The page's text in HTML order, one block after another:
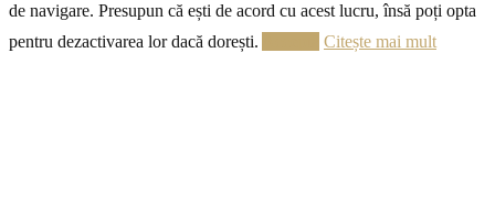
de navigare. Presupun că ești de acord cu acest lucru, însă poți opta
pentru dezactivarea lor dacă dorești.
Citește mai mult